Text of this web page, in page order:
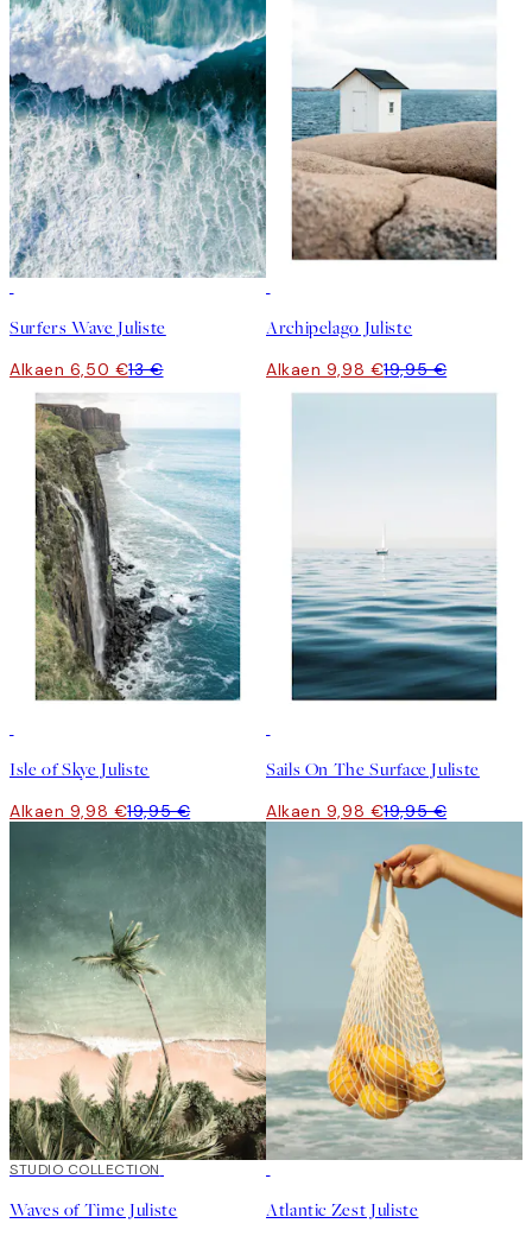
Surfers Wave Juliste
Alkaen 6,50 €13 €
Archipelago Juliste
Alkaen 9,98 €19,95 €
Isle of Skye Juliste
Alkaen 9,98 €19,95 €
Sails On The Surface Juliste
Alkaen 9,98 €19,95 €
50%*
STUDIO COLLECTION
Waves of Time Juliste Atlantic Zest Juliste